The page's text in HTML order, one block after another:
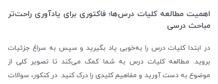
اهمیت مطالعه کلیات درس‌ها؛ فاکتوری برای یادآوری راحت‌تر
مباحث درسی
در ابتدا کلیات درس را به‌خوبی یاد بگیرید و سپس به سراغ جزئیات
بروید. مطالعه کلیات درس به شما کمک می‌کند تا تصویر کلی از
موضوع به دست آورید و مفاهیم کلیدی را درک کنید. در کنکور، سوالات